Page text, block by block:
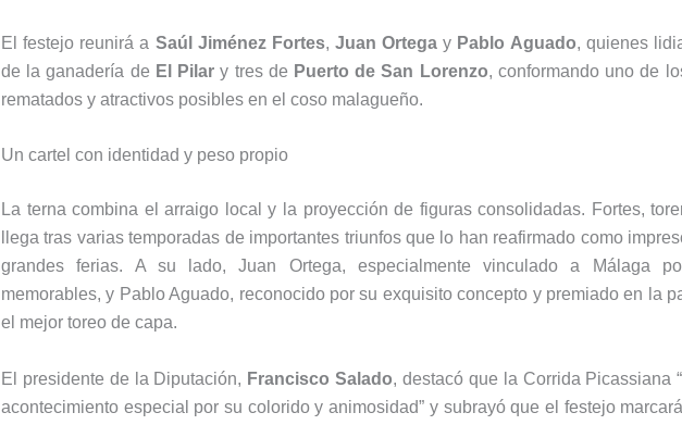
El festejo reunirá a Saúl Jiménez Fortes, Juan Ortega y Pablo Aguado, quienes
de la ganadería de El Pilar y tres de Puerto de San Lorenzo, conformando uno de
rematados y atractivos posibles en el coso malagueño.
Un cartel con identidad y peso propio
La terna combina el arraigo local y la proyección de figuras consolidadas. Fortes,
llega tras varias temporadas de importantes triunfos que lo han reafirmado como
grandes ferias. A su lado, Juan Ortega, especialmente vinculado a Málaga
memorables, y Pablo Aguado, reconocido por su exquisito concepto y premiado en la
el mejor toreo de capa.
El presidente de la Diputación, Francisco Salado, destacó que la Corrida Picassiana
acontecimiento especial por su colorido y animosidad” y subrayó que el festejo